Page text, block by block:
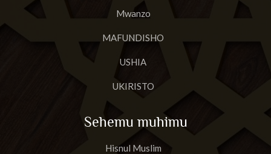
Mwanzo
MAFUNDISHO
USHIA
UKIRISTO
Sehemu muhimu
Hisnul Muslim